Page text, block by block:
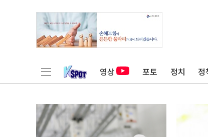
영상 포토 정치 정